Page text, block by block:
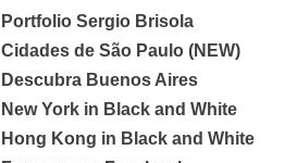
Portfolio Sergio Brisola
Cidades de São Paulo (NEW)
Descubra Buenos Aires
New York in Black and White
Hong Kong in Black and White